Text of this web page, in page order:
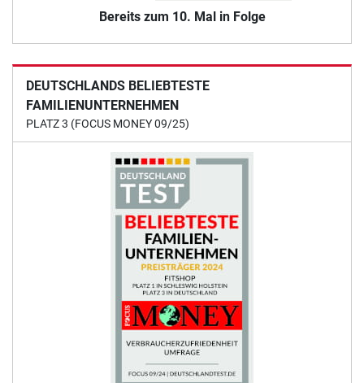
Bereits zum 10. Mal in Folge
DEUTSCHLANDS BELIEBTESTE
FAMILIENUNTERNEHMEN
PLATZ 3 (FOCUS MONEY 09/25)